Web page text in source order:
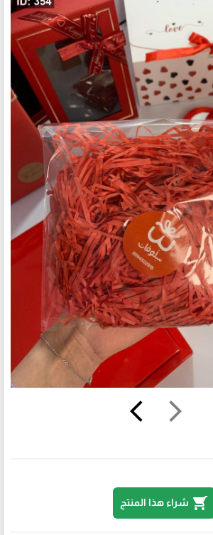
arrow_forward_ios
arrow_back_ios
shopping_cart شراء هذا المنتج